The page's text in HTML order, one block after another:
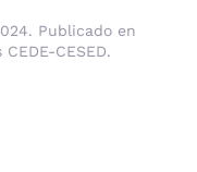
. Publicado en
CESED.